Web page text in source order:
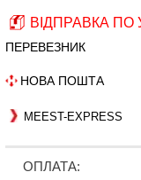
ВІДПРАВКА ПО
ПЕРЕВЕЗНИК
НОВА ПОШТА
MEEST-EXPRESS
ОПЛАТА: